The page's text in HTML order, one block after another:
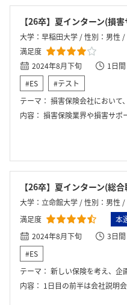
【26卒】夏インターン(損
大学：早稲田大学 / 性別：男性
満足度
2024年8月下旬
1日間
#ES
#テスト
テーマ： 損害保険会社において、事故対応業務の一環として自動
内容： 損害保険業界や損害サポート業務の概要に関するレクチャーの後、自動車事故のシナリオをもとにグループで過失割合や
【26卒】夏インターン(総合
大学：立命館大学 / 性別：男性
満足度
本
2024年8月下旬
3日間
#ES
テーマ： 新しい保険を考え、企
内容： 1日目の前半は会社説明会、後半はグループワークで新しい保険を考えるインターンであった。2日目